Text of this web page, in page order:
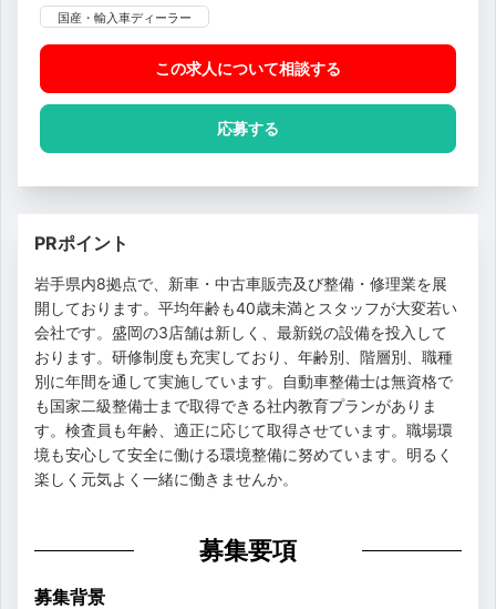
国産・輸入車ディーラー
この求人について相談する
応募する
PRポイント
岩手県内8拠点で、新車・中古車販売及び整備・修理業を展
開しております。平均年齢も40歳未満とスタッフが大変若い
会社です。盛岡の3店舗は新しく、最新鋭の設備を投入して
おります。研修制度も充実しており、年齢別、階層別、職種
別に年間を通して実施しています。自動車整備士は無資格で
も国家二級整備士まで取得できる社内教育プランがありま
す。検査員も年齢、適正に応じて取得させています。職場環
境も安心して安全に働ける環境整備に努めています。明るく
楽しく元気よく一緒に働きませんか。
募集要項
募集背景